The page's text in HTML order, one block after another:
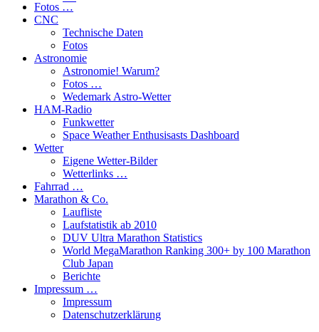
Fotos …
CNC
Technische Daten
Fotos
Astronomie
Astronomie! Warum?
Fotos …
Wedemark Astro-Wetter
HAM-Radio
Funkwetter
Space Weather Enthusisasts Dashboard
Wetter
Eigene Wetter-Bilder
Wetterlinks …
Fahrrad …
Marathon & Co.
Laufliste
Laufstatistik ab 2010
DUV Ultra Marathon Statistics
World MegaMarathon Ranking 300+ by 100 Marathon
Club Japan
Berichte
Impressum …
Impressum
Datenschutzerklärung